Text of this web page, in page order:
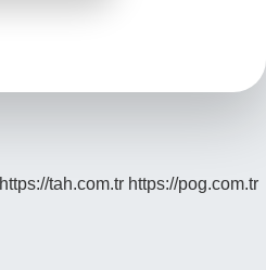
https://tah.com.tr https://pog.com.tr